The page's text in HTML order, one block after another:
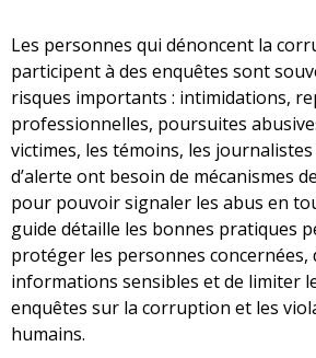
Les personnes qui dénoncent la
participent à des enquêtes sont
risques importants : intimidations,
professionnelles, poursuites
victimes, les témoins, les
d’alerte ont besoin de mécanismes
pour pouvoir signaler les abus en
guide détaille les bonnes pratiques
protéger les personnes concernées,
informations sensibles et de limiter
enquêtes sur la corruption et les
humains.